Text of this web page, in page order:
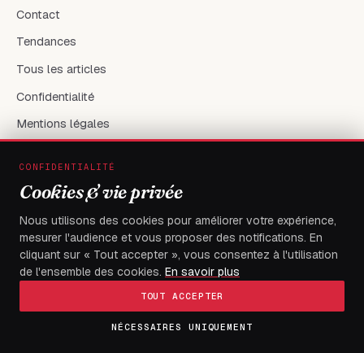
Contact
Tendances
Tous les articles
Confidentialité
Mentions légales
RÉSEAUX & CONTACT
X / Twitter
flambeaudesdemocrates@gmail.com
FLAMBEAU DES DEMOCRATES— Tous droits réservés
CONFIDENTIALITÉ
Cookies & vie privée
Nous utilisons des cookies pour améliorer votre expérience,
mesurer l'audience et vous proposer des notifications. En
cliquant sur « Tout accepter », vous consentez à l'utilisation
de l'ensemble des cookies. En savoir plus
TOUT ACCEPTER
NÉCESSAIRES UNIQUEMENT